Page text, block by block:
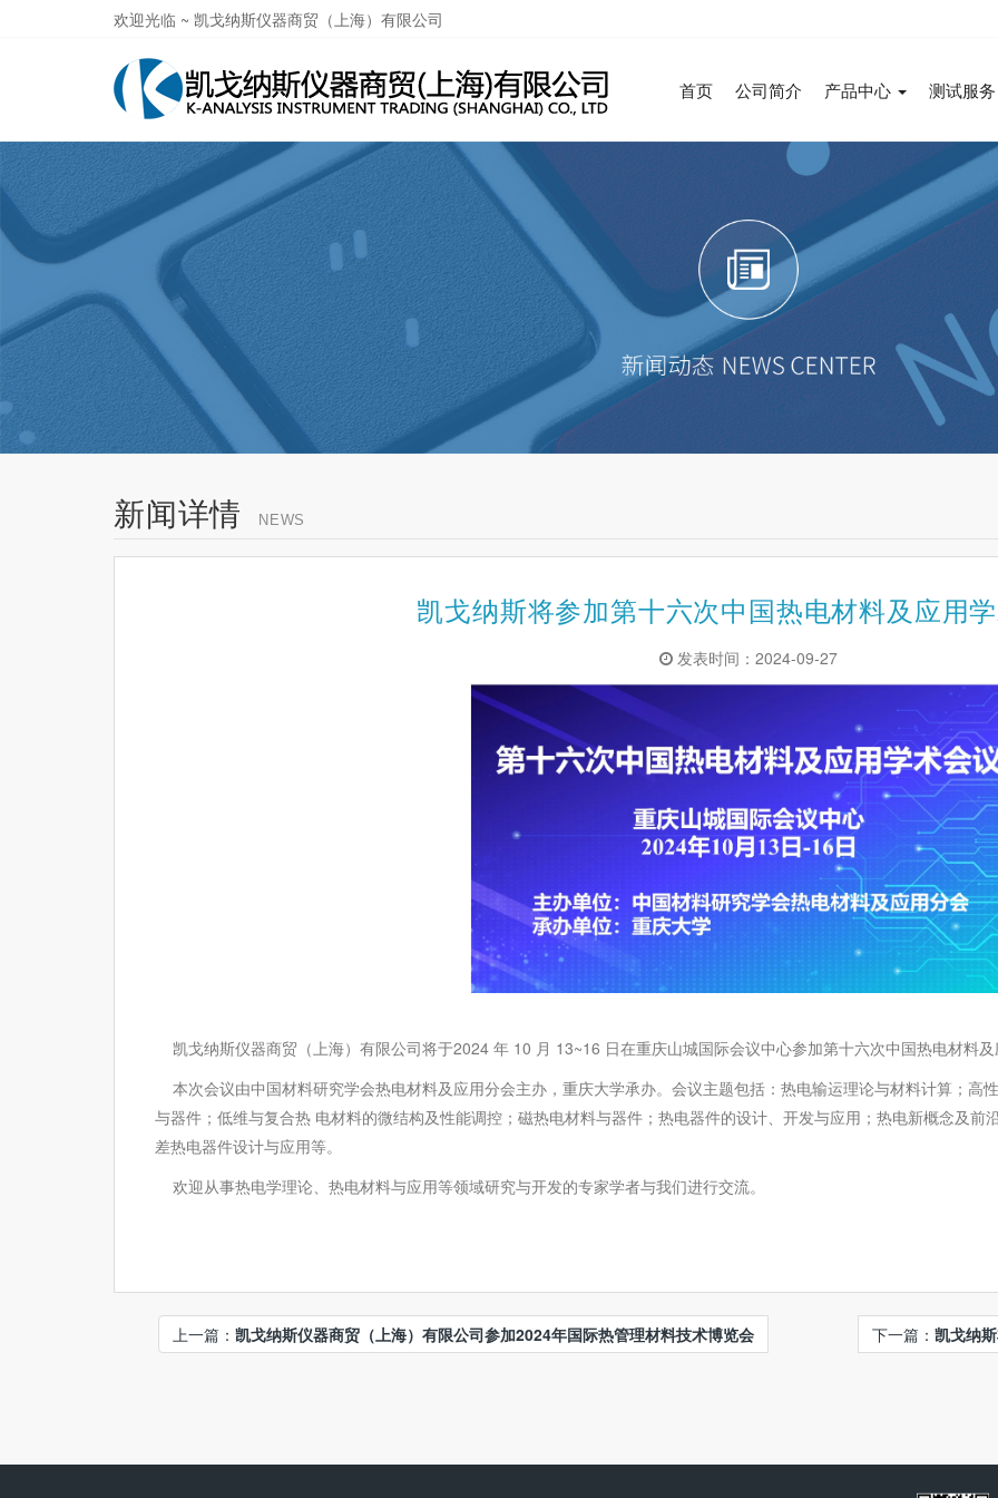
欢迎光临 ~ 凯戈纳斯仪器商贸（上海）有限公司
首页 公司简介 产品中心 测试服
新闻详情 NEWS
凯戈纳斯将参加第十六次中国热电材料及应用
发表时间：2024-09-27
凯戈纳斯仪器商贸（上海）有限公司将于2024 年 10 月 13~16 日在重庆山城国际会议中心参加第十六次中国热电材料
本次会议由中国材料研究学会热电材料及应用分会主办，重庆大学承办。会议主题包括：热电输运理论与材料计算；高
与器件；低维与复合热 电材料的微结构及性能调控；磁热电材料与器件；热电器件的设计、开发与应用；热电新概念及前
差热电器件设计与应用等。
欢迎从事热电学理论、热电材料与应用等领域研究与开发的专家学者与我们进行交流。
上一篇：凯戈纳斯仪器商贸（上海）有限公司参加2024年国际热管理材料技术博览会 下一篇： 凯戈纳